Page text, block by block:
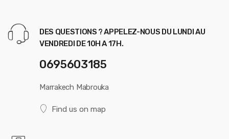
DES QUESTIONS ? APPELEZ-NOUS DU LUNDI AU
VENDREDI DE 10H A 17H.
0695603185
Marrakech Mabrouka
Find us on map